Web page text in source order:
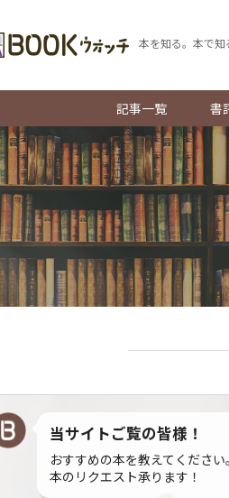
本を知る。本で知
記事一覧 書
当サイトご覧の皆様！
おすすめの本を教えてください。
本のリクエスト承ります！